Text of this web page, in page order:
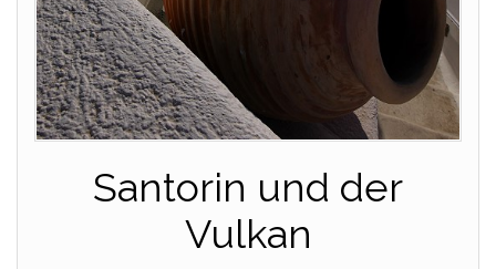
Santorin und der
Vulkan